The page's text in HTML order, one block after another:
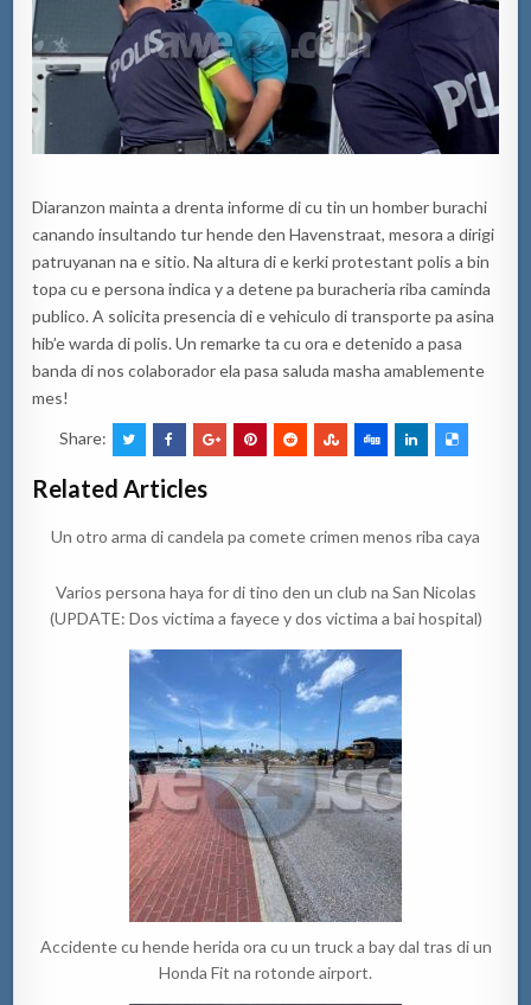
Diaranzon mainta a drenta informe di cu tin un homber burachi
canando insultando tur hende den Havenstraat, mesora a dirigi
patruyanan na e sitio. Na altura di e kerki protestant polis a bin
topa cu e persona indica y a detene pa buracheria riba caminda
publico. A solicita presencia di e vehiculo di transporte pa asina
hib’e warda di polis. Un remarke ta cu ora e detenido a pasa
banda di nos colaborador ela pasa saluda masha amablemente
mes!
Share:
Related Articles
Un otro arma di candela pa comete crimen menos riba caya
Varios persona haya for di tino den un club na San Nicolas
(UPDATE: Dos victima a fayece y dos victima a bai hospital)
Accidente cu hende herida ora cu un truck a bay dal tras di un
Honda Fit na rotonde airport.